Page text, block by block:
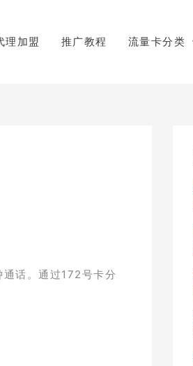
理加盟 推广教程 流量卡分类
话。通过172号卡分